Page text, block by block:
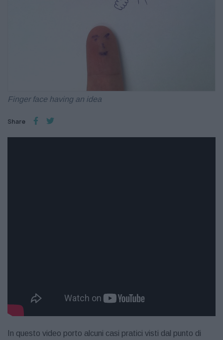
Finger face having an idea
Share
In questo video porto alcuni casi pratici visti dal punto di